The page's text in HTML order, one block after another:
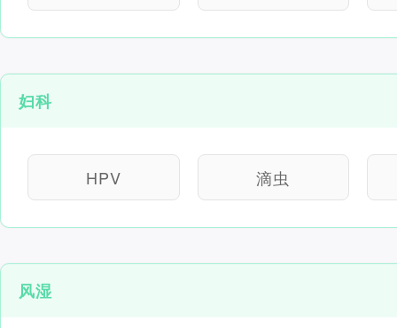
妇科
HPV 滴虫
风湿